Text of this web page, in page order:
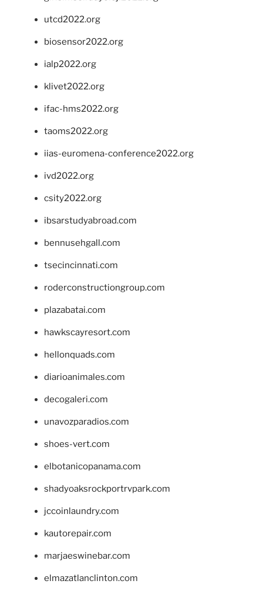
utcd2022.org
biosensor2022.org
ialp2022.org
klivet2022.org
ifac-hms2022.org
taoms2022.org
iias-euromena-conference2022.org
ivd2022.org
csity2022.org
ibsarstudyabroad.com
bennusehgall.com
tsecincinnati.com
roderconstructiongroup.com
plazabatai.com
hawkscayresort.com
hellonquads.com
diarioanimales.com
decogaleri.com
unavozparadios.com
shoes-vert.com
elbotanicopanama.com
shadyoaksrockportrvpark.com
jccoinlaundry.com
kautorepair.com
marjaeswinebar.com
elmazatlanclinton.com